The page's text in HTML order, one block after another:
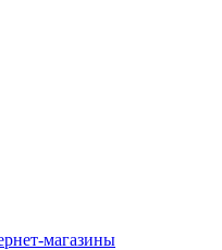
магазины